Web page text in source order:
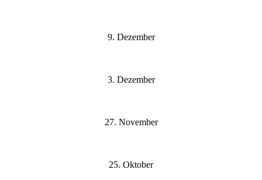
9. Dezember
3. Dezember
27. November
25. Oktober